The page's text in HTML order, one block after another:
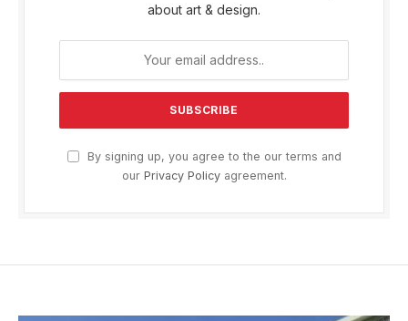
about art & design.
By signing up, you agree to the our terms and
our Privacy Policyagreement.